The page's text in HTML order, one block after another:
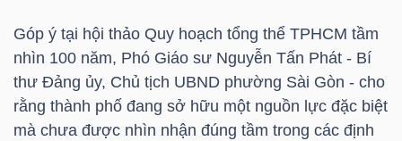
Góp ý tại hội thảo Quy hoạch tổng thể TPHCM tầm
nhìn 100 năm, Phó Giáo sư Nguyễn Tấn Phát - Bí
thư Đảng ủy, Chủ tịch UBND phường Sài Gòn - cho
rằng thành phố đang sở hữu một nguồn lực đặc biệt
mà chưa được nhìn nhận đúng tầm trong các định
BẤT